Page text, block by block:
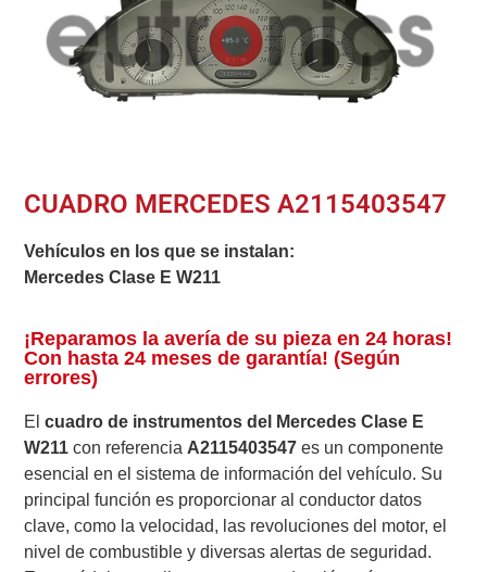
CUADRO MERCEDES A2115403547
Vehículos en los que se instalan:
Mercedes Clase E W211
¡Reparamos la avería de su pieza en 24 horas!
Con hasta 24 meses de garantía! (Según
errores)
Elcuadro de instrumentos del Mercedes Clase E
W211con referencia A2115403547 es un componente
esencial en el sistema de información del vehículo. Su
principal función es proporcionar al conductor datos
clave, como la velocidad, las revoluciones del motor, el
nivel de combustible y diversas alertas de seguridad.